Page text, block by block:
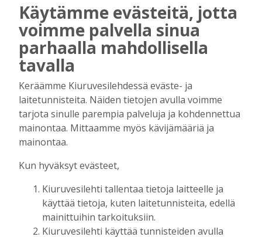
AIEMMIN AIHEESTA
Mörkö Majori ja muuta mukavaa –
Eloajeluissa riitti nähtävää ja kuultavaa
vanhan ajan työnäytöksistä ja
Tilaajille
Riitta Airaksinen 10.8.2026 10:46
Kansalaisopiston ja Harkka-kerhojen
uudet lukuvuodet ovat alkamassa –
rehtori Maija-Leena Kemppaisella on
Käytämme evästeitä, jotta
voimme palvella sinua
parhaalla mahdollisella
tavalla
Keräämme Kiuruvesilehdessä eväste- ja
laitetunnisteita. Näiden tietojen avulla voimme
tarjota sinulle parempia palveluja ja kohdennettua
mainontaa. Mittaamme myös kävijämääriä ja
mainontaa.
Kun hyväksyt evästeet,
Kiuruvesilehti tallentaa tietoja laitteelle ja
käyttää tietoja, kuten laitetunnisteita, edellä
mainittuihin tarkoituksiin.
Kiuruvesilehti käyttää tunnisteiden avulla